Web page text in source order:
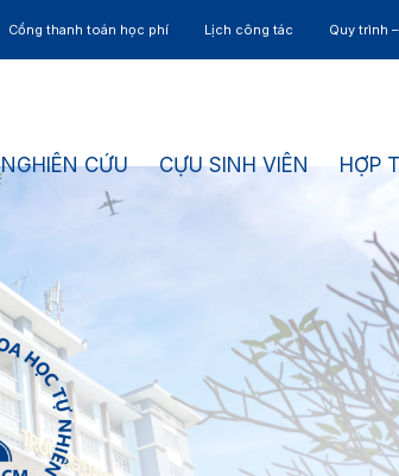
Cổng thanh toán học phí Lịch công tác Quy trình
NGHIÊN CỨU CỰU SINH VIÊN HỢP